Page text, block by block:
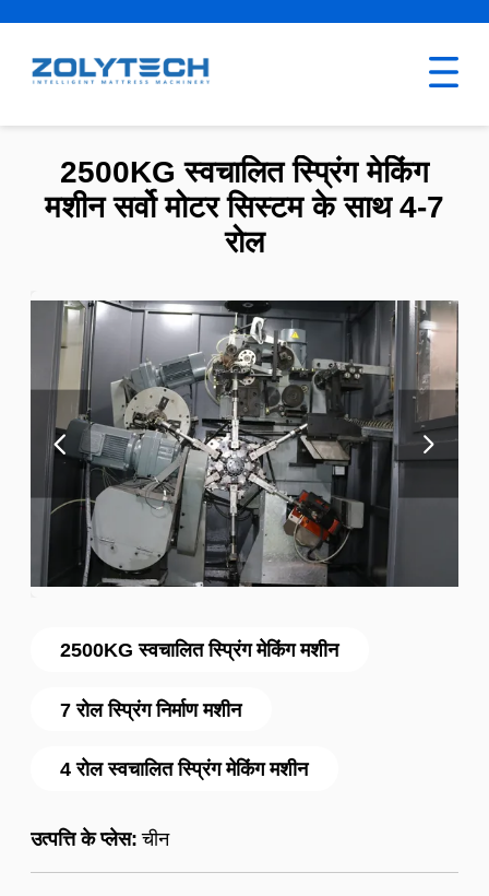
2500KG स्वचालित स्प्रिंग मेकिंग मशीन
7 रोल स्प्रिंग निर्माण मशीन
4 रोल स्वचालित स्प्रिंग मेकिंग मशीन
उत्पत्ति के प्लेस: चीन
2500KG स्वचालित स्प्रिंग मेकिंग
मशीन सर्वो मोटर सिस्टम के साथ 4-7
रोल